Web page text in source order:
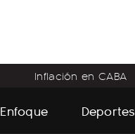
Inflación en CABA
Enfoque Deportes